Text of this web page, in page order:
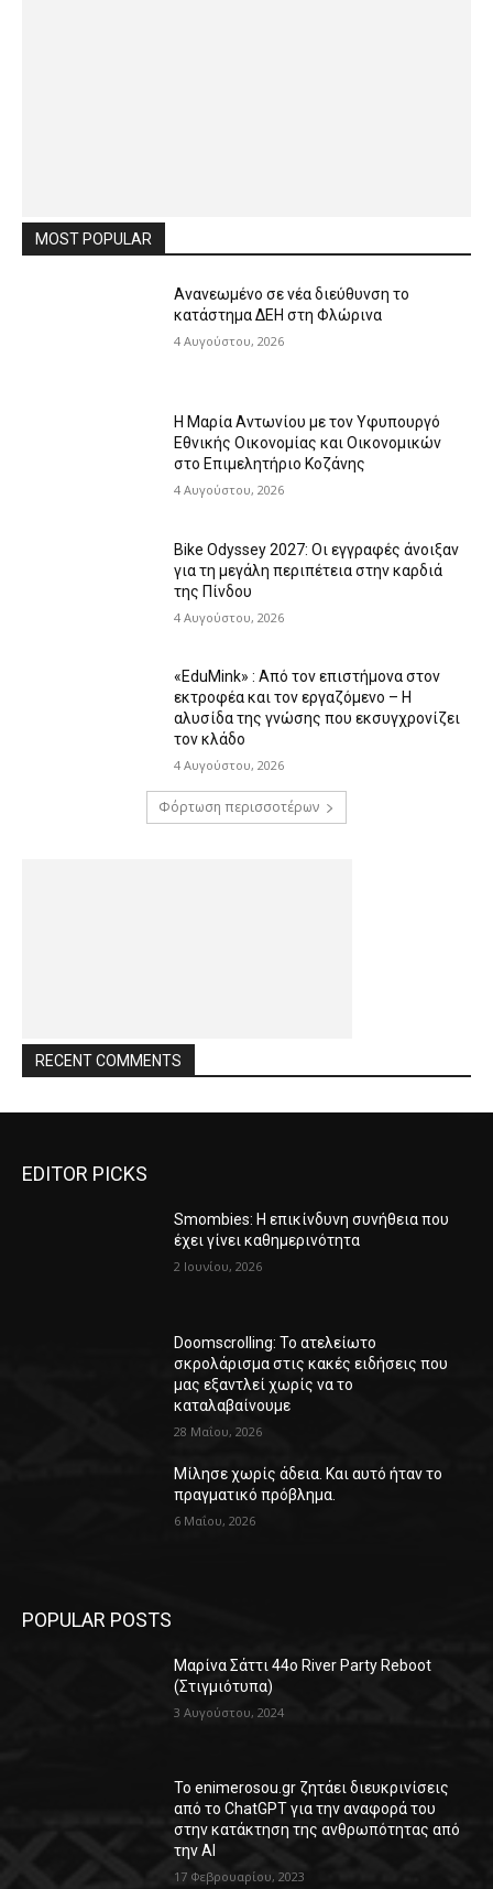
MOST POPULAR
Ανανεωμένο σε νέα διεύθυνση το
κατάστημα ΔΕΗ στη Φλώρινα
4 Αυγούστου, 2026
Η Μαρία Αντωνίου με τον Υφυπουργό
Εθνικής Οικονομίας και Οικονομικών
στο Επιμελητήριο Κοζάνης
4 Αυγούστου, 2026
Bike Odyssey 2027: Οι εγγραφές άνοιξαν
για τη μεγάλη περιπέτεια στην καρδιά
της Πίνδου
4 Αυγούστου, 2026
«EduMink» : Από τον επιστήμονα στον
εκτροφέα και τον εργαζόμενο – Η
αλυσίδα της γνώσης που εκσυγχρονίζει
τον κλάδο
4 Αυγούστου, 2026
Φόρτωση περισσοτέρων
RECENT COMMENTS
EDITOR PICKS
Smombies: Η επικίνδυνη συνήθεια που
έχει γίνει καθημερινότητα
2 Ιουνίου, 2026
Doomscrolling: Το ατελείωτο
σκρολάρισμα στις κακές ειδήσεις που
μας εξαντλεί χωρίς να το
καταλαβαίνουμε
28 Μαΐου, 2026
Μίλησε χωρίς άδεια. Και αυτό ήταν το
πραγματικό πρόβλημα.
6 Μαΐου, 2026
POPULAR POSTS
Μαρίνα Σάττι 44o River Party Reboot
(Στιγμιότυπα)
3 Αυγούστου, 2024
Το enimerosou.gr ζητάει διευκρινίσεις
από το ChatGPT για την αναφορά του
στην κατάκτηση της ανθρωπότητας από
την AI
17 Φεβρουαρίου, 2023